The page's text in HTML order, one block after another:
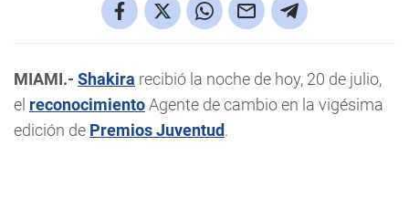
MIAMI.- Shakira recibió la noche de hoy, 20 de julio,
el reconocimientoAgente de cambio en la vigésima
edición de Premios Juventud.